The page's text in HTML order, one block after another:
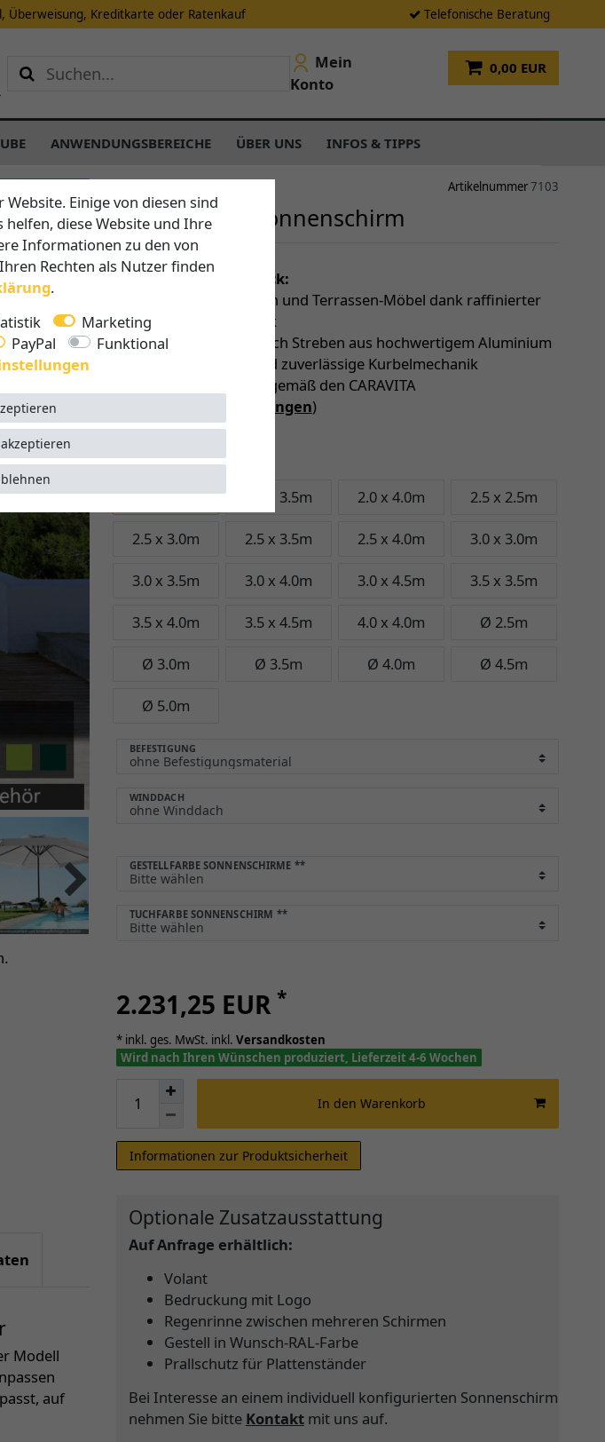
Überweisung, Kreditkarte oder Ratenkauf Telefonische Beratung
0,00 EUR
Mein
Konto
ANWENDUNGSBEREICHE ÜBER UNS INFOS & TIPPS
Artikelnummer7103
M30 Samara Sonnenschirm
Vorteile auf einen Blick:
Schließt über Tisch und Terrassen-Möbel dank raffinierter
Teleskopmechanik
Windstabilität durch Streben aus hochwertigem Aluminium
Leichtgängige und zuverlässige Kurbelmechanik
5 Jahre Garantie (gemäß den CARAVITA
Garantiebedingungen)
2.0 x 3.0m 2.0 x 3.5m 2.0 x 4.0m 2.5 x 2.5m
2.5 x 3.0m 2.5 x 3.5m 2.5 x 4.0m 3.0 x 3.0m
3.0 x 3.5m 3.0 x 4.0m 3.0 x 4.5m 3.5 x 3.5m
3.5 x 4.0m 3.5 x 4.5m 4.0 x 4.0m Ø 2.5m
Ø 3.0m Ø 3.5m Ø 4.0m Ø 4.5m
Ø 5.0m
BEFESTIGUNG
WINDDACH
GESTELLFARBE SONNENSCHIRME **
TUCHFARBE SONNENSCHIRM **
2.231,25 EUR *
* inkl. ges. MwSt. inkl. Versandkosten
Wird nach Ihren Wünschen produziert, Lieferzeit 4-6 Wochen
In den Warenkorb
Informationen zur Produktsicherheit
Modell
auf
Optionale Zusatzausstattung
Auf Anfrage erhältlich:
Volant
Bedruckung mit Logo
Regenrinne zwischen mehreren Schirmen
Gestell in Wunsch-RAL-Farbe
Prallschutz für Plattenständer
Bei Interesse an einem individuell konfigurierten Sonnenschirm
nehmen Sie bitte Kontaktmit uns auf.
Einige von diesen sind
helfen, diese Website und Ihre
Informationen zu den von
Rechten als Nutzer finden
.
Marketing
PayPal
Funktional